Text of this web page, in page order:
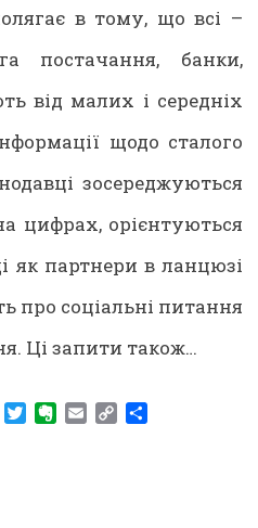
в тому, що всі –
постачання, банки,
від малих і середніх
щодо сталого
зосереджуються
цифрах, орієнтуються
як партнери в ланцюзі
про соціальні питання
Ці запити також…
SkypeTwitterEvernote
EmailCopy